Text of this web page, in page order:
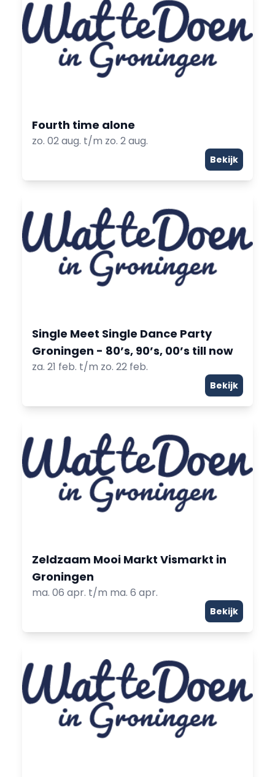
Fourth time alone
zo. 02 aug. t/m zo. 2 aug.
Bekijk
Single Meet Single Dance Party
Groningen - 80’s, 90’s, 00’s till now
za. 21 feb. t/m zo. 22 feb.
Bekijk
Zeldzaam Mooi Markt Vismarkt in
Groningen
ma. 06 apr. t/m ma. 6 apr.
Bekijk